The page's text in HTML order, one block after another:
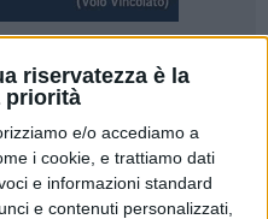
riservatezza è la
priorità
e/o accediamo a
i cookie, e trattiamo dati
e informazioni standard
e contenuti personalizzati,
donate durante la 26ª
del Farmaco di Banco